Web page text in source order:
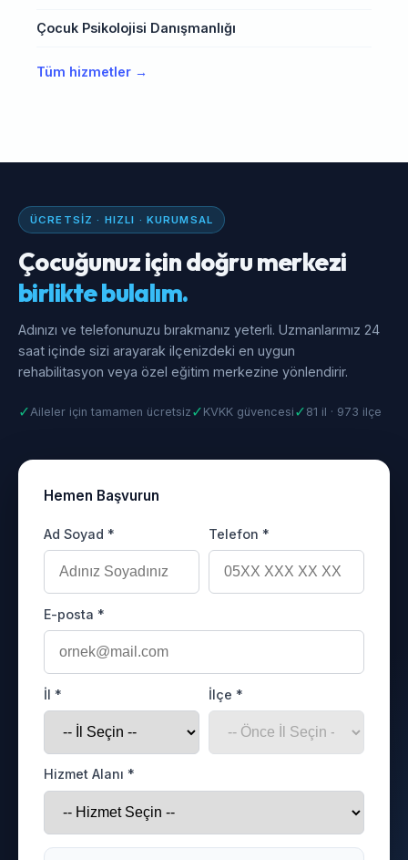
Çocuk Psikolojisi Danışmanlığı
Tüm hizmetler →
ÜCRETSIZ · HIZLI · KURUMSAL
Çocuğunuz için doğru merkezi
birlikte bulalım.
Adınızı ve telefonunuzu bırakmanız yeterli. Uzmanlarımız 24
saat içinde sizi arayarak ilçenizdeki en uygun
rehabilitasyon veya özel eğitim merkezine yönlendirir.
✓ Aileler için tamamen ücretsiz ✓ KVKK güvencesi ✓ 81 il · 973 ilçe
Hemen Başvurun
Ad Soyad * Telefon *
E-posta *
İl * İlçe *
Hizmet Alanı *